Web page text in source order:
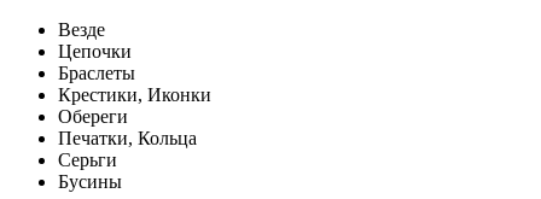
Везде
Цепочки
Браслеты
Крестики, Иконки
Обереги
Печатки, Кольца
Серьги
Бусины